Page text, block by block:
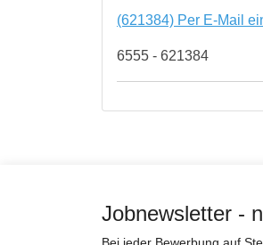
(621384) Per E-Mail
6555 - 621384
Jobnewsletter -
Bei jeder Bewerbung auf